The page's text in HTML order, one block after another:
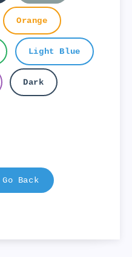
Orange
Light Blue
Dark
Go Back